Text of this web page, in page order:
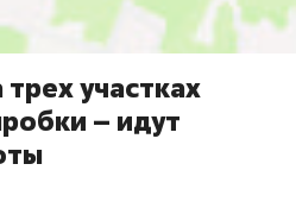
участках
– идут